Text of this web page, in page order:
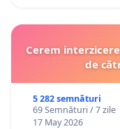
Cerem
de
5 282 semnături
69 Semnături / 7 zile
17 May 2026